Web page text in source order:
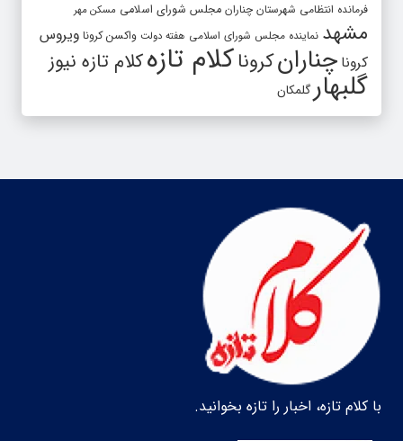
فرمانده انتظامی شهرستان چناران مجلس شورای اسلامی مسکن مهر
مشهد نماینده مجلس شورای اسلامی هفته دولت واکسن کرونا ویروس
کرونا چنارانکروناکلام تازهکلام تازه نیوز
گلبهارگلمکان
با کلام تازه، اخبار را تازه بخوانید.